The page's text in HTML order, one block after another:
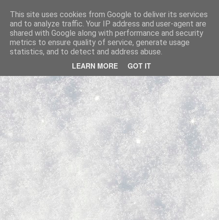
This site uses cookies from Google to deliver its services
and to analyze traffic. Your IP address and user-agent are
shared with Google along with performance and security
metrics to ensure quality of service, generate usage
statistics, and to detect and address abuse.
LEARN MORE GOT IT
Couteaux Pliants Militaires Réglementaires Français et étrangers.
Pages